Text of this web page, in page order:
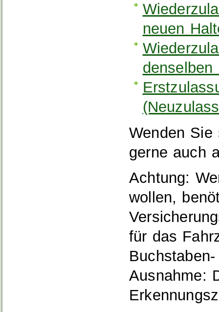
neuen
denselben
Wenden Sie
gerne auch
Achtung:
wollen,
für das
Ausnahme: